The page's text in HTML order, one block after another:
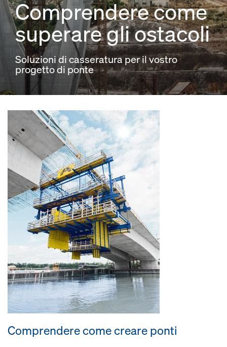
Comprendere come
superare gli ostacoli
Soluzioni di casseratura per il vostro
progetto di ponte
Comprendere come creare ponti